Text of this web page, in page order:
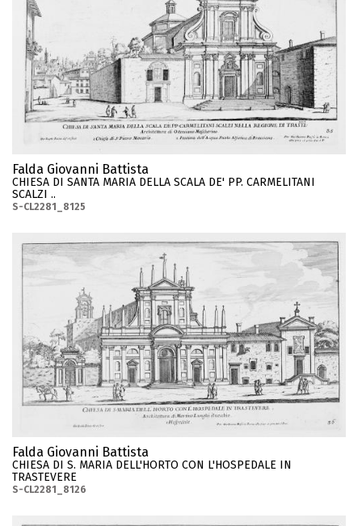
Falda Giovanni Battista
CHIESA DI SANTA MARIA DELLA SCALA DE' PP. CARMELITANI
SCALZI ..
S-CL2281_8125
Falda Giovanni Battista
CHIESA DI S. MARIA DELL'HORTO CON L'HOSPEDALE IN
TRASTEVERE
S-CL2281_8126